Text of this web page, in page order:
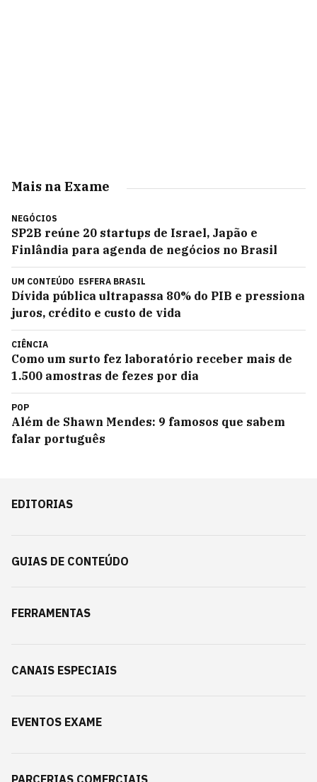
Mais na Exame
NEGÓCIOS
SP2B reúne 20 startups de Israel, Japão e
Finlândia para agenda de negócios no Brasil
UM CONTEÚDO ESFERA BRASIL
Dívida pública ultrapassa 80% do PIB e pressiona
juros, crédito e custo de vida
CIÊNCIA
Como um surto fez laboratório receber mais de
1.500 amostras de fezes por dia
POP
Além de Shawn Mendes: 9 famosos que sabem
falar português
EDITORIAS
GUIAS DE CONTEÚDO
FERRAMENTAS
CANAIS ESPECIAIS
EVENTOS EXAME
PARCERIAS COMERCIAIS